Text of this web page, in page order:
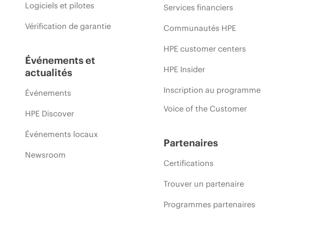
Logiciels et pilotes
Vérification de garantie
Événements et
actualités
Événements
HPE Discover
Événements locaux
Newsroom
Services financiers
Communautés HPE
HPE customer centers
HPE Insider
Inscription au programme
Voice of the Customer
Partenaires
Certifications
Trouver un partenaire
Programmes partenaires